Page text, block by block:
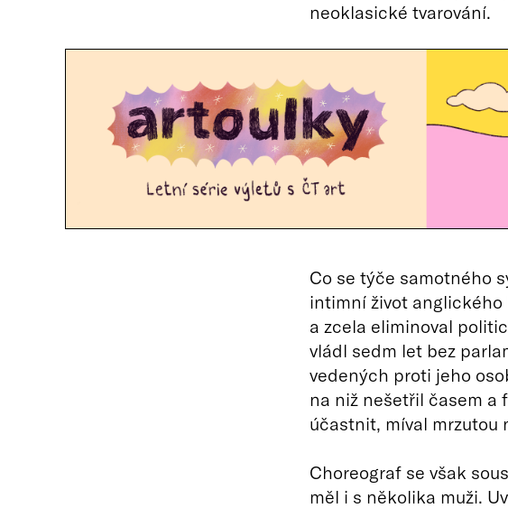
neoklasické tvarování.
Co se týče samotného
intimní život anglického
a zcela eliminoval
vládl sedm let bez
vedených proti jeho
na niž nešetřil časem a
účastnit, míval mrzutou
Choreograf se však
měl i s několika muži.